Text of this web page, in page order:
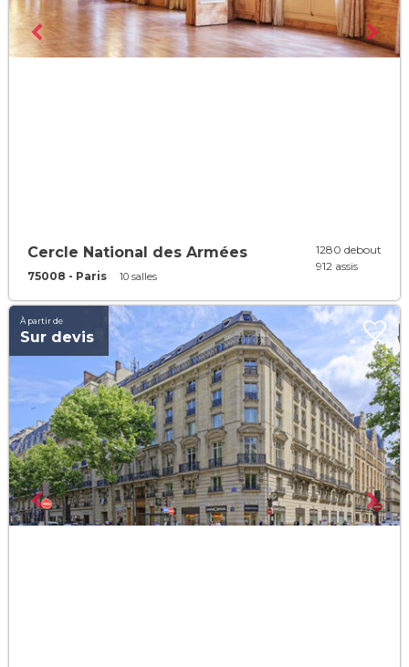
Cercle National des Armées
75008 - Paris 10 salles
1280 debout
912 assis
À partir de
Sur devis